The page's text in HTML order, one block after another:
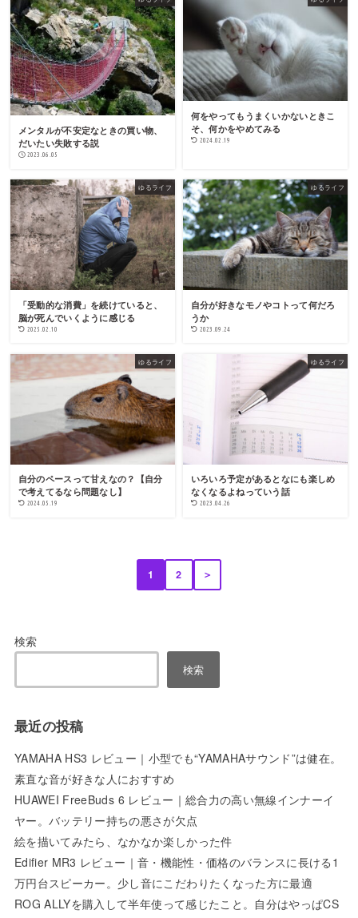
メンタルが不安定なときの買い物、
だいたい失敗する説
2023.06.05
何をやってもうまくいかないときこ
そ、何かをやめてみる
2024.02.19
ゆるライフ
「受動的な消費」を続けていると、
脳が死んでいくように感じる
2025.02.10
ゆるライフ
自分が好きなモノやコトって何だろ
うか
2023.09.24
ゆるライフ
自分のペースって甘えなの？【自分
で考えてるなら問題なし】
2024.05.19
ゆるライフ
いろいろ予定があるとなにも楽しめ
なくなるよねっていう話
2023.04.26
1 2 ＞
検索
検索
最近の投稿
YAMAHA HS3 レビュー｜小型でも“YAMAHAサウンド”は健在。
素直な音が好きな人におすすめ
HUAWEI FreeBuds 6 レビュー｜総合力の高い無線インナーイ
ヤー。バッテリー持ちの悪さが欠点
絵を描いてみたら、なかなか楽しかった件
Edifier MR3 レビュー｜音・機能性・価格のバランスに長ける1
万円台スピーカー。少し音にこだわりたくなった方に最適
ROG ALLYを購入して半年使って感じたこと。自分はやっぱCS